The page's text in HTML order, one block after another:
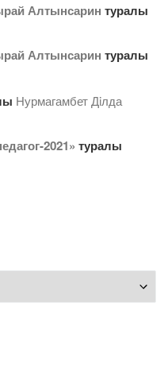
Алтынсарин туралы
Алтынсарин туралы
Нурмагамбет Дiлда
2021» туралы